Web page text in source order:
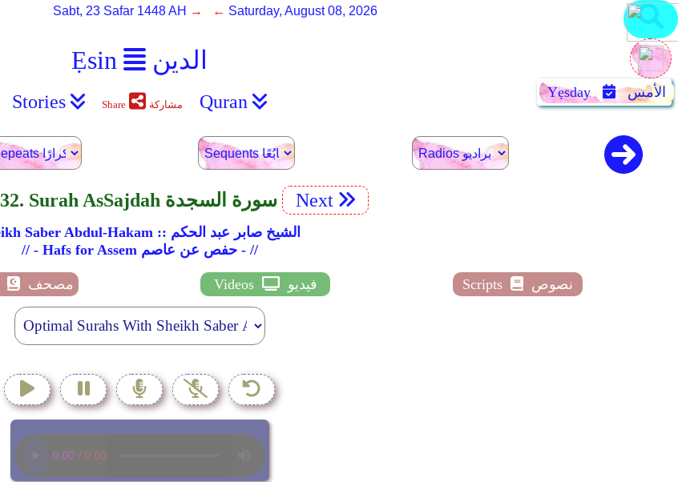
Ẹsin الدين
Sabt, 23 Safar 1448 AH → ← Saturday, August 08, 2026
Yẹsday الأمس Stories Share مشاركة Quran
32. Surah As­Sajdah سورة السجدة Next
Sheikh Saber Abdul-Hakam :: الشيخ صابر عبد الحكم
// - Hafs for Assem حفص عن عاصم - //
مصحف Videos فيديو Scripts نصوص